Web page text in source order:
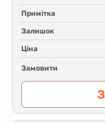
Примітка
Залишок
Ціна
Замовити